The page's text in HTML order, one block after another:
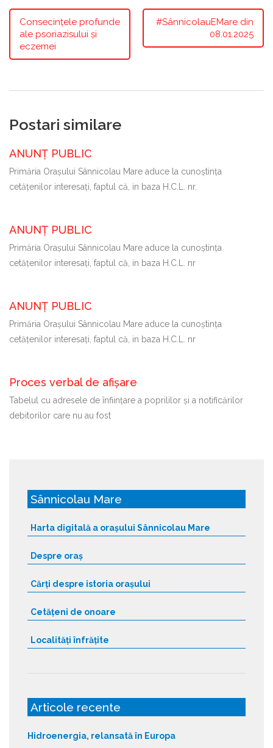
Consecințele profunde
ale psoriazisului și
eczemei
#SânnicolauEMare din
08.01.2025
Postari similare
ANUNȚ PUBLIC
Primăria Oraşului Sânnicolau Mare aduce la cunoştinţa
cetăţenilor interesaţi, faptul că, in baza H.C.L. nr.
ANUNȚ PUBLIC
Primăria Oraşului Sânnicolau Mare aduce la cunoştinţa
cetăţenilor interesaţi, faptul că, in baza H.C.L. nr
ANUNȚ PUBLIC
Primăria Oraşului Sânnicolau Mare aduce la cunoştinţa
cetăţenilor interesaţi, faptul că, in baza H.C.L. nr
Proces verbal de afișare
Tabelul cu adresele de înființare a poprililor și a notificărilor
debitorilor care nu au fost
Sânnicolau Mare
Harta digitală a orașului Sânnicolau Mare
Despre oraș
Cărți despre istoria orașului
Cetățeni de onoare
Localități înfrățite
Articole recente
Hidroenergia, relansată în Europa